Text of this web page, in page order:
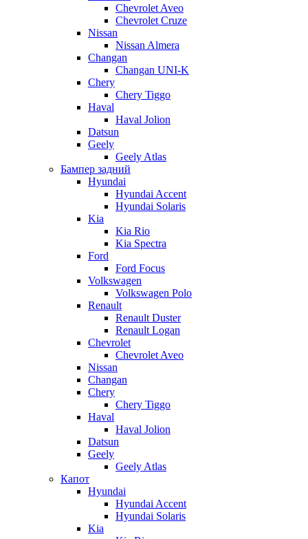
Chevrolet Aveo
Chevrolet Cruze
Nissan
Nissan Almera
Changan
Changan UNI-K
Chery
Chery Tiggo
Haval
Haval Jolion
Datsun
Geely
Geely Atlas
Бампер задний
Hyundai
Hyundai Accent
Hyundai Solaris
Kia
Kia Rio
Kia Spectra
Ford
Ford Focus
Volkswagen
Volkswagen Polo
Renault
Renault Duster
Renault Logan
Chevrolet
Chevrolet Aveo
Nissan
Changan
Chery
Chery Tiggo
Haval
Haval Jolion
Datsun
Geely
Geely Atlas
Капот
Hyundai
Hyundai Accent
Hyundai Solaris
Kia